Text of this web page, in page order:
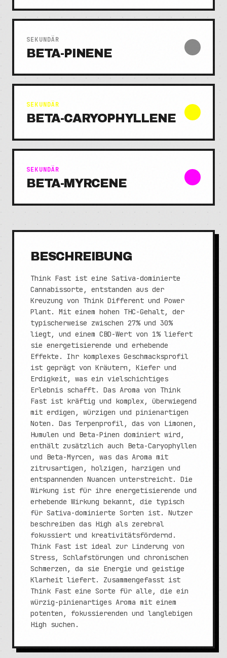
SEKUNDÄR
BETA-PINENE
SEKUNDÄR
BETA-CARYOPHYLLENE
SEKUNDÄR
BETA-MYRCENE
BESCHREIBUNG
Think Fast ist eine Sativa-dominierte
Cannabissorte, entstanden aus der
Kreuzung von Think Different und Power
Plant. Mit einem hohen THC-Gehalt, der
typischerweise zwischen 27% und 30%
liegt, und einem CBD-Wert von 1% liefert
sie energetisierende und erhebende
Effekte. Ihr komplexes Geschmacksprofil
ist geprägt von Kräutern, Kiefer und
Erdigkeit, was ein vielschichtiges
Erlebnis schafft. Das Aroma von Think
Fast ist kräftig und komplex, überwiegend
mit erdigen, würzigen und pinienartigen
Noten. Das Terpenprofil, das von Limonen,
Humulen und Beta-Pinen dominiert wird,
enthält zusätzlich auch Beta-Caryophyllen
und Beta-Myrcen, was das Aroma mit
zitrusartigen, holzigen, harzigen und
entspannenden Nuancen unterstreicht. Die
Wirkung ist für ihre energetisierende und
erhebende Wirkung bekannt, die typisch
für Sativa-dominierte Sorten ist. Nutzer
beschreiben das High als zerebral
fokussiert und kreativitätsfördernd.
Think Fast ist ideal zur Linderung von
Stress, Schlafstörungen und chronischen
Schmerzen, da sie Energie und geistige
Klarheit liefert. Zusammengefasst ist
Think Fast eine Sorte für alle, die ein
würzig-pinienartiges Aroma mit einem
potenten, fokussierenden und langlebigen
High suchen.